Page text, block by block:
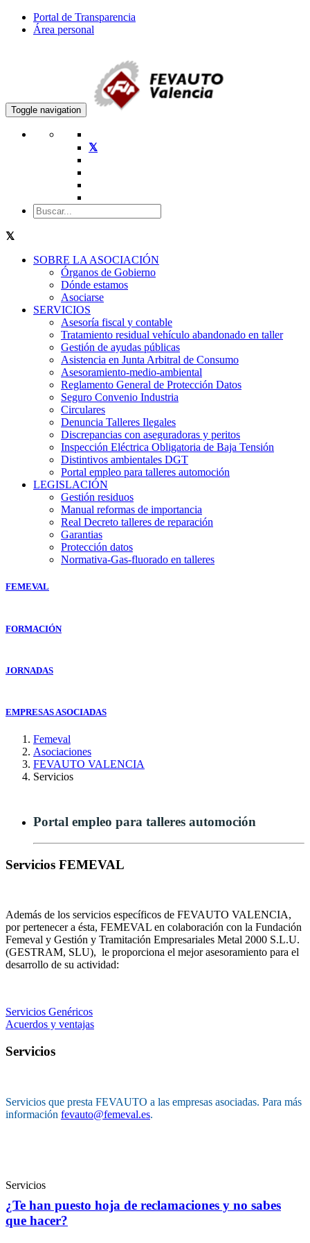
Portal de Transparencia
Área personal
Toggle navigation
SOBRE LA ASOCIACIÓN
Órganos de Gobierno
Dónde estamos
Asociarse
SERVICIOS
Asesoría fiscal y contable
Tratamiento residual vehículo abandonado en taller
Gestión de ayudas públicas
Asistencia en Junta Arbitral de Consumo
Asesoramiento-medio-ambiental
Reglamento General de Protección Datos
Seguro Convenio Industria
Circulares
Denuncia Talleres Ilegales
Discrepancias con aseguradoras y peritos
Inspección Eléctrica Obligatoria de Baja Tensión
Distintivos ambientales DGT
Portal empleo para talleres automoción
LEGISLACIÓN
Gestión residuos
Manual reformas de importancia
Real Decreto talleres de reparación
Garantias
Protección datos
Normativa-Gas-fluorado en talleres
FEMEVAL
FORMACIÓN
JORNADAS
EMPRESAS ASOCIADAS
Femeval
Asociaciones
FEVAUTO VALENCIA
Servicios
Portal empleo para talleres automoción
Servicios FEMEVAL
Además de los servicios específicos de FEVAUTO VALENCIA,
por pertenecer a ésta, FEMEVAL en colaboración con la Fundación
Femeval y Gestión y Tramitación Empresariales Metal 2000 S.L.U.
(GESTRAM, SLU), le proporciona el mejor asesoramiento para el
desarrollo de su actividad:
Servicios Genéricos
Acuerdos y ventajas
Servicios
Servicios que presta FEVAUTO a las empresas asociadas. Para más
información fevauto@femeval.es.
Servicios
¿Te han puesto hoja de reclamaciones y no sabes
que hacer?